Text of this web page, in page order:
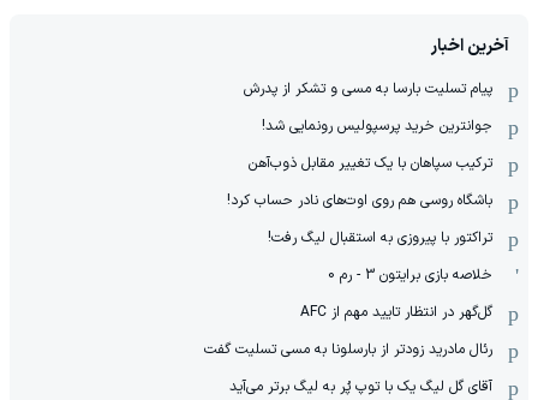
آخرین اخبار
پیام تسلیت بارسا به مسی و تشکر از پدرش
جوانترین خرید پرسپولیس رونمایی شد!
ترکیب سپاهان با یک تغییر مقابل ذوب‌آهن
باشگاه روسی هم روی اوت‌های نادر حساب کرد!
تراکتور با پیروزی به استقبال لیگ رفت!
خلاصه بازی برایتون 3 - رم 0
گل‌گهر در انتظار تایید مهم از ‌AFC
رئال مادرید زودتر از بارسلونا به مسی تسلیت گفت
آقای گل لیگ یک با توپ پُر به لیگ برتر می‌آید